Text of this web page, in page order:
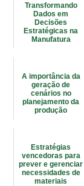
Transformando
Dados em
Decisões
Estratégicas na
Manufatura
A importância da
geração de
cenários no
planejamento da
produção
Estratégias
vencedoras para
prever e gerenciar
necessidades de
materiais